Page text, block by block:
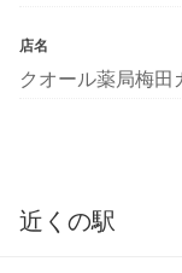
店名
クオール薬局梅田
近くの駅